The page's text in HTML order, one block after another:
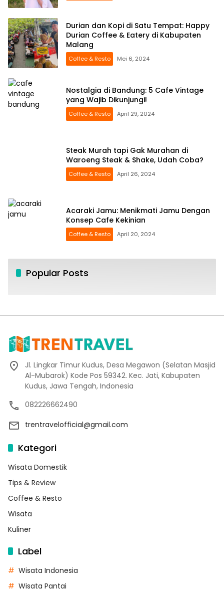
Durian dan Kopi di Satu Tempat: Happy
Durian Coffee & Eatery di Kabupaten
Malang
Coffee & Resto Mei 6, 2024
Nostalgia di Bandung: 5 Cafe Vintage
yang Wajib Dikunjungi!
Coffee & Resto April 29, 2024
Steak Murah tapi Gak Murahan di
Waroeng Steak & Shake, Udah Coba?
Coffee & Resto April 26, 2024
Acaraki Jamu: Menikmati Jamu Dengan
Konsep Cafe Kekinian
Coffee & Resto April 20, 2024
Popular Posts
Jl. Lingkar Timur Kudus, Desa Megawon (Selatan Masjid
Al-Mubarok) Kode Pos 59342. Kec. Jati, Kabupaten
Kudus, Jawa Tengah, Indonesia
082226662490
trentravelofficial@gmail.com
Kategori
Wisata Domestik
Tips & Review
Coffee & Resto
Wisata
Kuliner
Label
Wisata Indonesia
Wisata Pantai